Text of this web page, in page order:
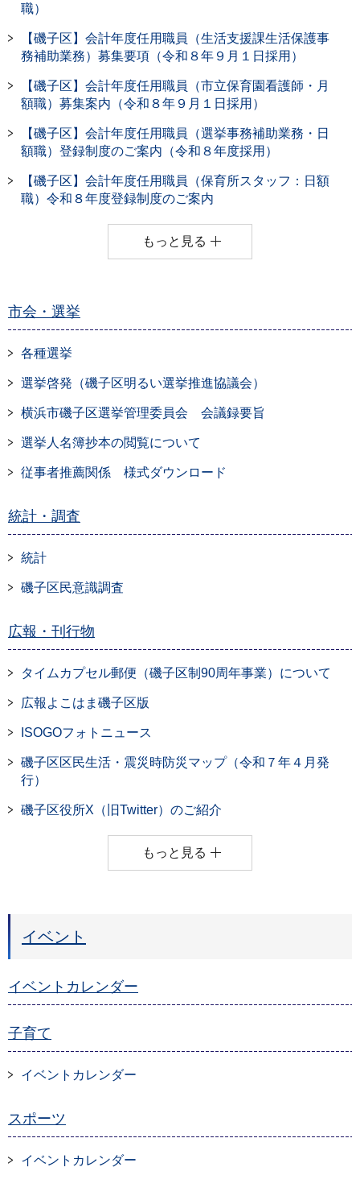
職）
【磯子区】会計年度任用職員（生活支援課生活保護事
務補助業務）募集要項（令和８年９月１日採用）
【磯子区】会計年度任用職員（市立保育園看護師・月
額職）募集案内（令和８年９月１日採用）
【磯子区】会計年度任用職員（選挙事務補助業務・日
額職）登録制度のご案内（令和８年度採用）
【磯子区】会計年度任用職員（保育所スタッフ：日額
職）令和８年度登録制度のご案内
もっと見る
市会・選挙
各種選挙
選挙啓発（磯子区明るい選挙推進協議会）
横浜市磯子区選挙管理委員会 会議録要旨
選挙人名簿抄本の閲覧について
従事者推薦関係 様式ダウンロード
統計・調査
統計
磯子区民意識調査
広報・刊行物
タイムカプセル郵便（磯子区制90周年事業）について
広報よこはま磯子区版
ISOGOフォトニュース
磯子区区民生活・震災時防災マップ（令和７年４月発
行）
磯子区役所X（旧Twitter）のご紹介
もっと見る
イベント
イベントカレンダー
子育て
イベントカレンダー
スポーツ
イベントカレンダー